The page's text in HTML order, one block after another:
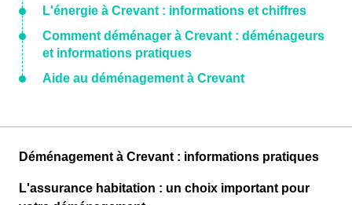
L'énergie à Crevant : informations et chiffres
Comment déménager à Crevant : déménageurs
et informations pratiques
Aide au déménagement à Crevant
Déménagement à Crevant : informations pratiques
L'assurance habitation : un choix important pour